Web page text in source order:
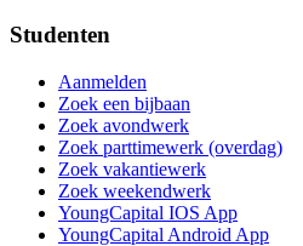
Studenten
Aanmelden
Zoek een bijbaan
Zoek avondwerk
Zoek parttimewerk (overdag)
Zoek vakantiewerk
Zoek weekendwerk
YoungCapital IOS App
YoungCapital Android App